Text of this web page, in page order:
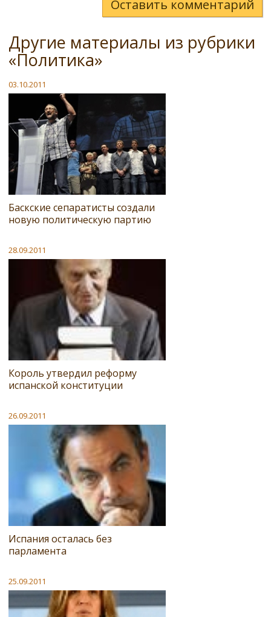
Оставить комментарий
Другие материалы из рубрики
«Политика»
03.10.2011
Баскские сепаратисты создали
новую политическую партию
28.09.2011
Король утвердил реформу
испанской конституции
26.09.2011
Испания осталась без
парламента
25.09.2011